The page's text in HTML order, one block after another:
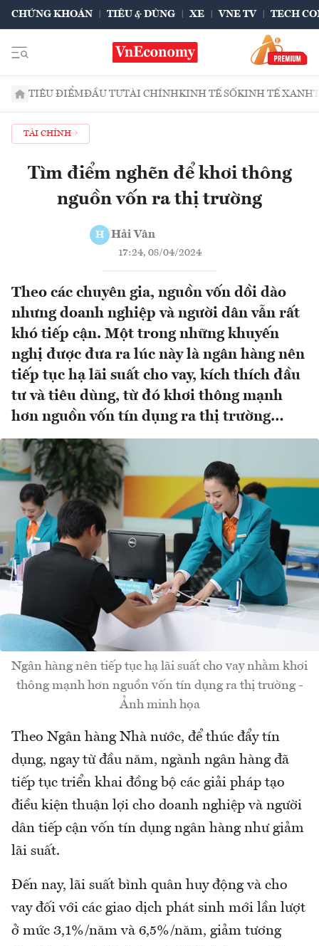
CHỨNG KHOÁN TIÊU & DÙNG XE VNE TV TECH
TIÊU ĐIỂMĐẦU TƯTÀI CHÍNHKINH TẾ SỐKINH TẾ XANH
TÀI CHÍNH
Tìm điểm nghẽn để khơi thông
nguồn vốn ra thị trường
H Hải Vân
17:24, 08/04/2024
Theo các chuyên gia, nguồn vốn dồi dào
nhưng doanh nghiệp và người dân vẫn rất
khó tiếp cận. Một trong những khuyến
nghị được đưa ra lúc này là ngân hàng nên
tiếp tục hạ lãi suất cho vay, kích thích đầu
tư và tiêu dùng, từ đó khơi thông mạnh
hơn nguồn vốn tín dụng ra thị trường…
Ngân hàng nên tiếp tục hạ lãi suất cho vay nhằm khơi
thông mạnh hơn nguồn vốn tín dụng ra thị trường -
Ảnh minh họa
Theo Ngân hàng Nhà nước, để thúc đẩy tín
dụng, ngay từ đầu năm, ngành ngân hàng đã
tiếp tục triển khai đồng bộ các giải pháp tạo
điều kiện thuận lợi cho doanh nghiệp và người
dân tiếp cận vốn tín dụng ngân hàng như giảm
lãi suất.
Đến nay, lãi suất bình quân huy động và cho
vay đối với các giao dịch phát sinh mới lần lượt
ở mức 3,1%/năm và 6,5%/năm, giảm tương